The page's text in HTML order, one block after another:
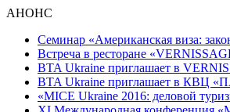
АНОНС
Семинар «Американская виза:
Встреча в ресторане
BTA Ukraine приглашает в
BTA Ukraine приглашает в КВЦ
«MICE Ukraine 2016: деловой